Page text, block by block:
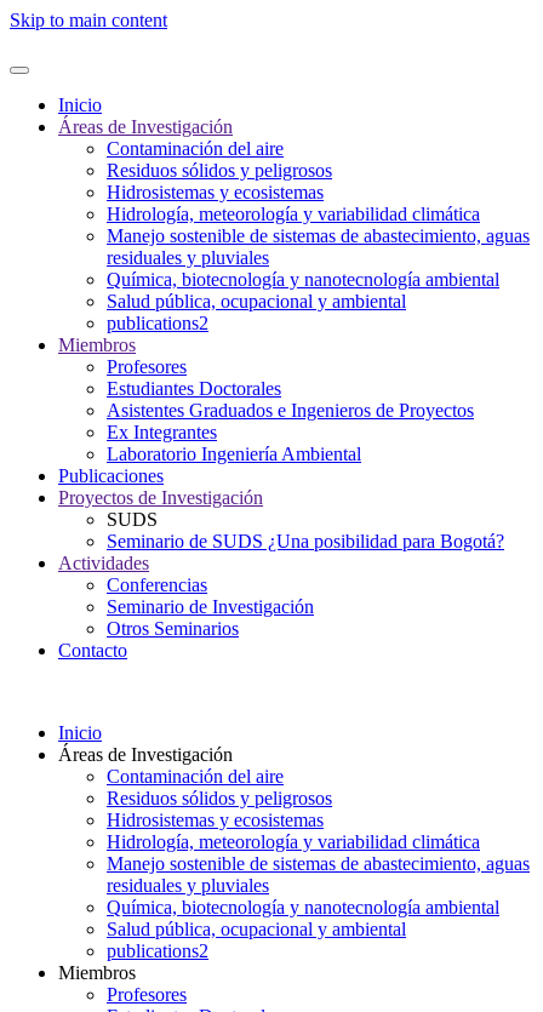
Skip to main content
Inicio
Áreas de Investigación
Contaminación del aire
Residuos sólidos y peligrosos
Hidrosistemas y ecosistemas
Hidrología, meteorología y variabilidad climática
Manejo sostenible de sistemas de abastecimiento, aguas
residuales y pluviales
Química, biotecnología y nanotecnología ambiental
Salud pública, ocupacional y ambiental
publications2
Miembros
Profesores
Estudiantes Doctorales
Asistentes Graduados e Ingenieros de Proyectos
Ex Integrantes
Laboratorio Ingeniería Ambiental
Publicaciones
Proyectos de Investigación
SUDS
Seminario de SUDS ¿Una posibilidad para Bogotá?
Actividades
Conferencias
Seminario de Investigación
Otros Seminarios
Contacto
Inicio
Áreas de Investigación
Contaminación del aire
Residuos sólidos y peligrosos
Hidrosistemas y ecosistemas
Hidrología, meteorología y variabilidad climática
Manejo sostenible de sistemas de abastecimiento, aguas
residuales y pluviales
Química, biotecnología y nanotecnología ambiental
Salud pública, ocupacional y ambiental
publications2
Miembros
Profesores